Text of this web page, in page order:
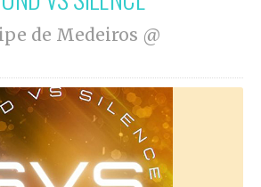
de Medeiros @